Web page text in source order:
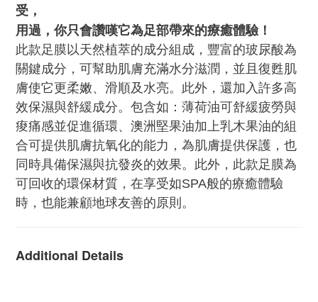
受，
用過，你只會讚嘆它為足部帶來的療癒體驗！
此款足膜以天然植萃的成分組成，豐富的玻尿酸為
關鍵成分，可幫助肌膚充滿水分滋潤，並且復甦肌
膚使它更柔嫩、滑順及水亮。此外，還加入許多高
效保濕與舒緩成分。包含如：薄荷油可舒緩疲勞與
痠痛感並促進循環、澳洲堅果油加上乳木果油的組
合可提供肌膚抗氧化的能力，為肌膚提供保護，也
同時具備保濕與抗發炎的效果。此外，此款足膜為
可回收的環保材質，在享受如SPA般的療癒體驗
時，也能兼顧地球友善的原則。
Additional Details